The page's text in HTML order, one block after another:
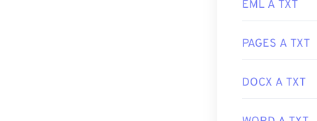
EML A TXT
PAGES A TXT
DOCX A TXT